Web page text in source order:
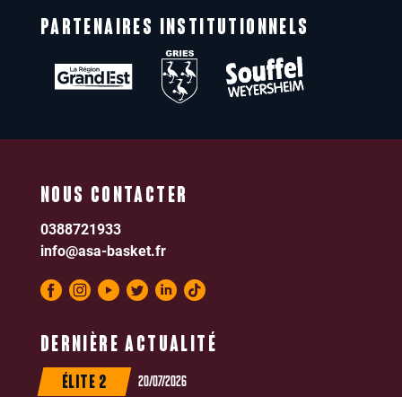
PARTENAIRES INSTITUTIONNELS
DERNIÈRE ACTUALITÉ
ÉLITE 2 20/07/2026
NOUS CONTACTER
0388721933
info@asa-basket.fr